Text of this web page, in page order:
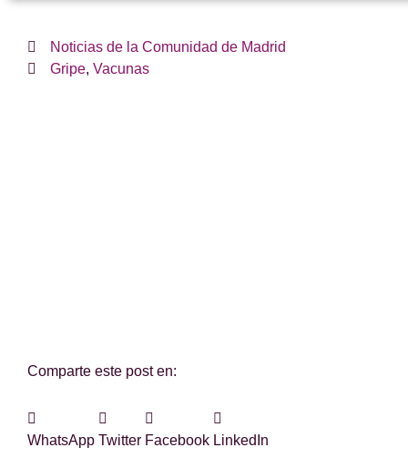
Noticias de la Comunidad de Madrid
Gripe, Vacunas
Comparte este post en:
WhatsApp Twitter Facebook LinkedIn